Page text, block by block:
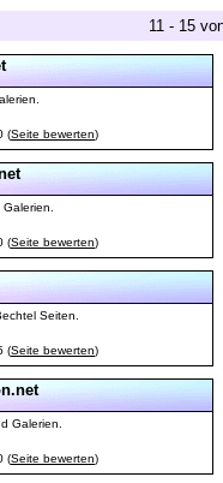
11 - 15
(Seite bewerten)
(Seite bewerten)
Seiten.
(Seite bewerten)
Galerien.
(Seite bewerten)